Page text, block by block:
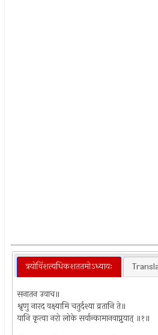
त्रयोविंशत्यधिकशततमोऽध्यायः
सनातन उवाच॥
श्रृणु नारद वक्ष्यामि चतुर्दश्या व्रतानि ते॥
यानि कृत्वा नरो लोके सर्वान्कामानवाप्नुयात् ॥१॥